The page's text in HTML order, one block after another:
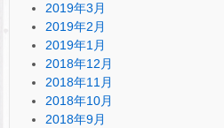
2019年3月
2019年2月
2019年1月
2018年12月
2018年11月
2018年10月
2018年9月